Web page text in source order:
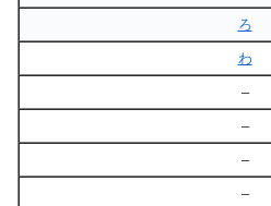
ろ
わ
–
–
–
–